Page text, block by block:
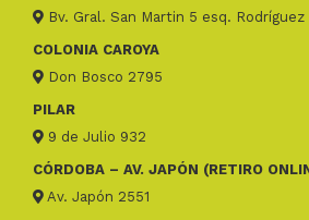
Bv. Gral. San Martin 5 esq. Rodríguez
COLONIA CAROYA
Don Bosco 2795
PILAR
9 de Julio 932
CÓRDOBA – AV. JAPÓN (RETIRO
Av. Japón 2551